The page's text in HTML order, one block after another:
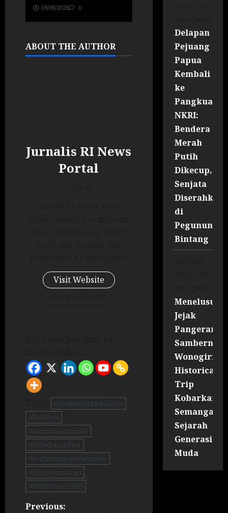
08/08/2026
0
ABOUT THE AUTHOR
Jurnalis RI News
Portal
Visit Website
#DemokrasiIndonesia
#HakPers
#IntimidasiJurnalis
#KebebasanPers
#PerlindunganWartawan
#PilarDemokrasi
#UU40Tahun1999
Previous:
Delapan
Pejuang
Papua
Kembali
ke
Pangkuan
NKRI:
Bendera
Merah
Putih
Dikecup,
Senjata
Diserahkan
di
Bintang
Menelusuri
Jejak
Pangeran
Wonogiri
Historical
Trip
Kobarkan
Semangat
Sejarah
Generasi
Muda